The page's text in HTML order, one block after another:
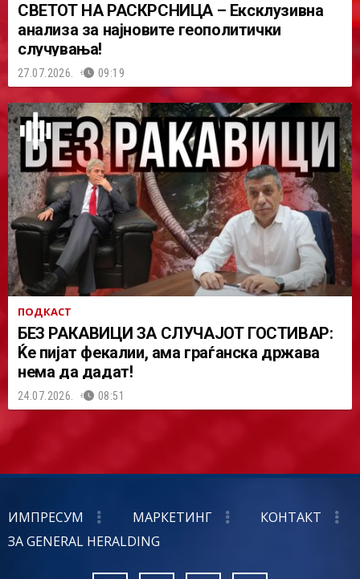
СВЕТОТ НА РАСКРСНИЦА – Ексклузивна
анализа за најновите геополитички
случувања!
27.07.2026. 09:19
ПОДКАСТ
БЕЗ РАКАВИЦИ ЗА СЛУЧАЈОТ ГОСТИВАР:
Ќе пијат фекалии, ама граѓанска држава
нема да дадат!
24.07.2026. 08:51
ИМПРЕСУМ МАРКЕТИНГ
КОНТАКТ
ЗА GENERAL HERALDING